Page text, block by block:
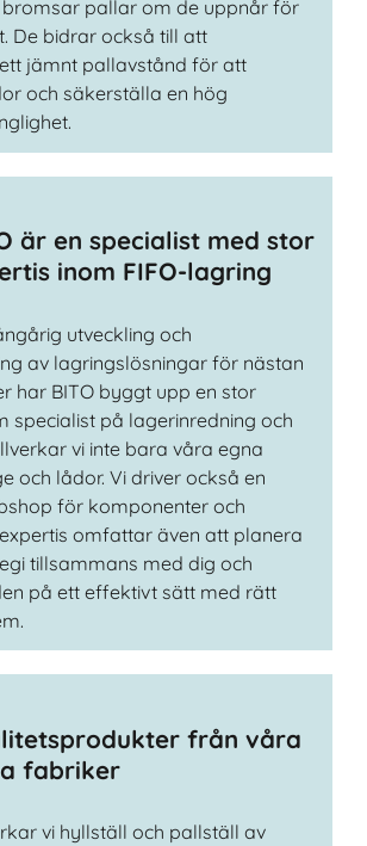
pallar om de uppnår för
De bidrar också till att
jämnt pallavstånd för att
och säkerställa en hög
är en specialist med stor
inom FIFO-lagring
utveckling och
av lagringslösningar för nästan
har BITO byggt upp en stor
specialist på lagerinredning och
vi inte bara våra egna
och lådor. Vi driver också en
för komponenter och
omfattar även att planera
tillsammans med dig och
på ett effektivt sätt med rätt
från våra
fabriker
vi hyllställ och pallställ av